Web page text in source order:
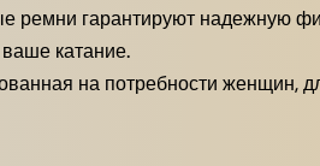
ремни гарантируют надежную
катание.
на потребности женщин,